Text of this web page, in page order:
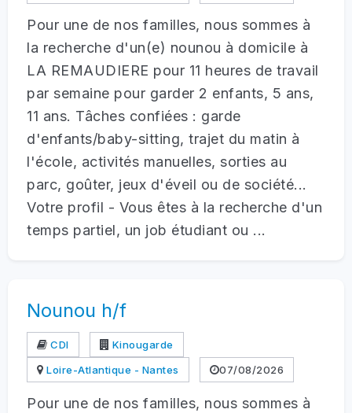
Pour une de nos familles, nous sommes à
la recherche d'un(e) nounou à domicile à
LA REMAUDIERE pour 11 heures de travail
par semaine pour garder 2 enfants, 5 ans,
11 ans. Tâches confiées : garde
d'enfants/baby-sitting, trajet du matin à
l'école, activités manuelles, sorties au
parc, goûter, jeux d'éveil ou de société...
Votre profil - Vous êtes à la recherche d'un
temps partiel, un job étudiant ou ...
Nounou h/f
CDI
Kinougarde
Loire-Atlantique - Nantes
07/08/2026
Pour une de nos familles, nous sommes à